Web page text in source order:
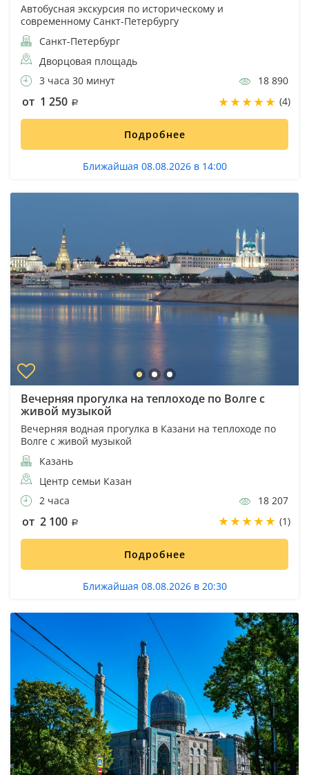
Автобусная экскурсия по историческому и
современному Санкт-Петербургу
Санкт-Петербург
Дворцовая площадь
3 часа 30 минут
18 890
от 1 250 (4)
Подробнее
Ближайшая 08.08.2026 в 14:00
Вечерняя прогулка на теплоходе по Волге с
живой музыкой
Вечерняя водная прогулка в Казани на теплоходе по
Волге с живой музыкой
Казань
Центр семьи Казан
2 часа
18 207
от 2 100 (1)
Подробнее
Ближайшая 08.08.2026 в 20:30